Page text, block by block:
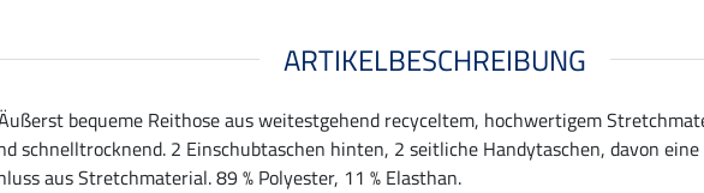
ARTIKELBESCHREIBUNG
bequeme Reithose aus weitestgehend recyceltem, hochwertigem
schnelltrocknend. 2 Einschubtaschen hinten, 2 seitliche Handytaschen, davon
aus Stretchmaterial. 89 % Polyester, 11 % Elasthan.